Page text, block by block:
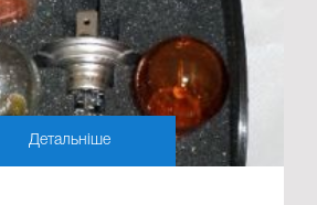
Детальніше